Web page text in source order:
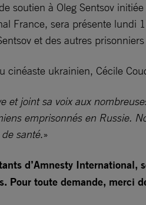
soutien à Oleg Sentsov
France, sera présente
et des autres
cinéaste ukrainien, Cécile
et joint sa voix aux
emprisonnés en Russie.
santé.»
d’Amnesty
Pour toute demande, merci